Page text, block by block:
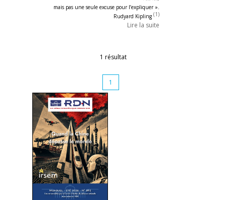
mais pas une seule excuse pour l’expliquer ».
Rudyard Kipling (1)
Lire la suite
1 résultat
1